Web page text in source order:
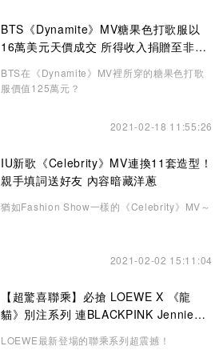
BTS《Dynamite》MV糖果色打歌服以
16萬美元天價成交 所得收入捐贈至非牟
BTS在《Dynamite》MV裡所穿的糖果色打歌
服價值125萬元？
2021-02-18 11:55:26
IU新歌《Celebrity》MV連換11套造型！
親手填詞送好友 內容暗藏洋蔥
猶如Fashion Show一樣的《Celebrity》MV～
2021-02-02 15:11:04
【超驚喜聯乘】必搶 LOEWE X 《龍
貓》別注系列 連BLACKPINK Jennie也
LOEWE最新登場的聯乘系列超震撼！